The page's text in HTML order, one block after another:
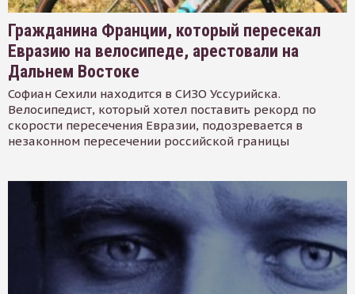
Гражданина Франции, который пересекал
Евразию на велосипеде, арестовали на
Дальнем Востоке
Софиан Сехили находится в СИЗО Уссурийска.
Велосипедист, который хотел поставить рекорд по
скорости пересечения Евразии, подозревается в
незаконном пересечении российской границы